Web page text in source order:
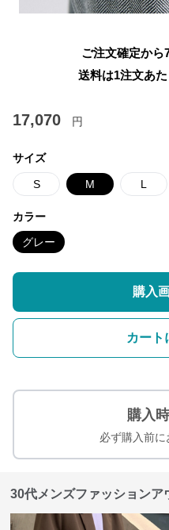
ご注文確定から
送料は1注文あた
17,070 円
サイズ
S M L
カラー
グレー
購入
カート
購入
必ず購入前に
30代メンズファッションア